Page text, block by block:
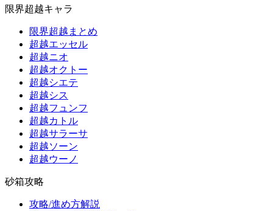
限界超越キャラ
限界超越まとめ
超越エッセル
超越ニオ
超越オクトー
超越シエテ
超越シス
超越フュンフ
超越カトル
超越サラーサ
超越ソーン
超越ウーノ
砂箱攻略
攻略/進め方解説